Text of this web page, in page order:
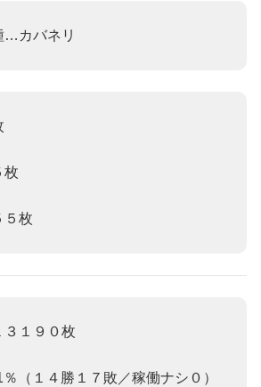
…カバネリ
枚
１９０枚
（１４勝１７敗／稼働ナシ０）